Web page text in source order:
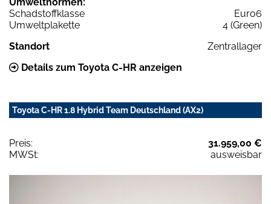
Schadstoffklasse
Euro6
Umweltplakette
4 (Green)
Standort
Zentrallager
Details zum Toyota C-HR anzeigen
Toyota C-HR 1.8 Hybrid Team Deutschland (AX2)
Preis:
31.959,00 €
MWSt:
ausweisbar